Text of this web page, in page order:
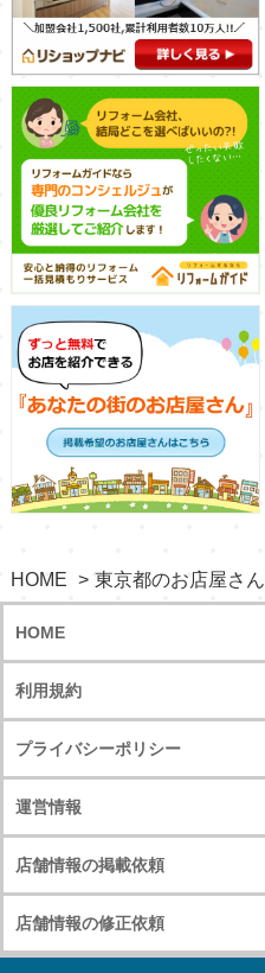
HOME 東京都のお店屋さん
HOME
利用規約
プライバシーポリシー
運営情報
店舗情報の掲載依頼
店舗情報の修正依頼